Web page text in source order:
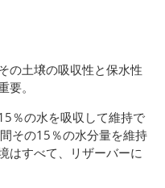
の土壌の吸収性と保水性
。
％の水を吸収して維持で
その15％の水分量を維持
はすべて、リザーバーに